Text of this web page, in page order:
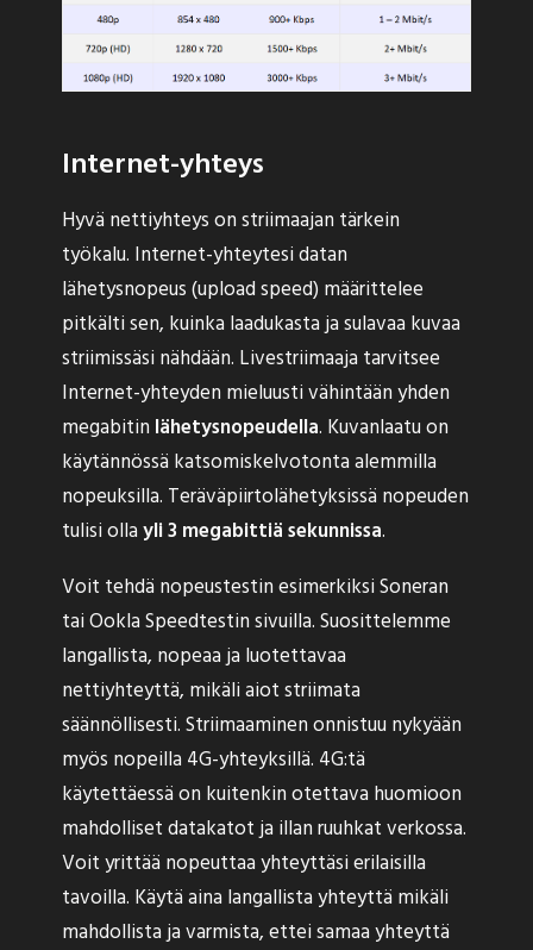
Internet-yhteys
Hyvä nettiyhteys on striimaajan tärkein
työkalu. Internet-yhteytesi datan
lähetysnopeus (upload speed) määrittelee
pitkälti sen, kuinka laadukasta ja sulavaa kuvaa
striimissäsi nähdään. Livestriimaaja tarvitsee
Internet-yhteyden mieluusti vähintään yhden
megabitin lähetysnopeudella. Kuvanlaatu on
käytännössä katsomiskelvotonta alemmilla
nopeuksilla. Teräväpiirtolähetyksissä nopeuden
tulisi ollayli 3 megabittiä sekunnissa.
Voit tehdä nopeustestin esimerkiksi Soneran
tai Ookla Speedtestin sivuilla. Suosittelemme
langallista, nopeaa ja luotettavaa
nettiyhteyttä, mikäli aiot striimata
säännöllisesti. Striimaaminen onnistuu nykyään
myös nopeilla 4G-yhteyksillä. 4G:tä
käytettäessä on kuitenkin otettava huomioon
mahdolliset datakatot ja illan ruuhkat verkossa.
Voit yrittää nopeuttaa yhteyttäsi erilaisilla
tavoilla. Käytä aina langallista yhteyttä mikäli
mahdollista ja varmista, ettei samaa yhteyttä